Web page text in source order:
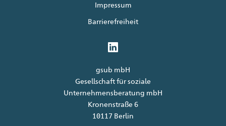
Impressum
Barrierefreiheit
gsub mbH
Gesellschaft für soziale
Unternehmensberatung mbH
Kronenstraße 6
10117 Berlin